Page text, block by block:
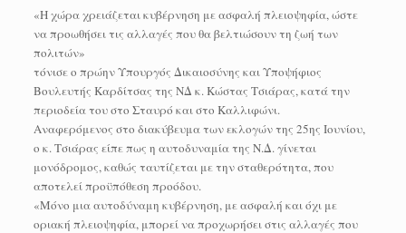
«Η χώρα χρειάζεται κυβέρνηση με ασφαλή πλειοψηφία, ώστε
να προωθήσει τις αλλαγές που θα βελτιώσουν τη ζωή των
πολιτών»
τόνισε ο πρώην Υπουργός Δικαιοσύνης και Υποψήφιος
Βουλευτής Καρδίτσας της ΝΔ κ. Κώστας Τσιάρας, κατά την
περιοδεία του στο Σταυρό και στο Καλλιφώνι.
Αναφερόμενος στο διακύβευμα των εκλογών της 25ης Ιουνίου,
ο κ. Τσιάρας είπε πως η αυτοδυναμία της Ν.Δ. γίνεται
μονόδρομος, καθώς ταυτίζεται με την σταθερότητα, που
αποτελεί προϋπόθεση προόδου.
«Μόνο μια αυτοδύναμη κυβέρνηση, με ασφαλή και όχι με
οριακή πλειοψηφία, μπορεί να προχωρήσει στις αλλαγές που